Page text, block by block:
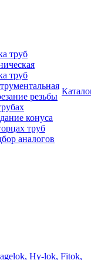
труб
труб
резьбы
конуса
труб
аналогов